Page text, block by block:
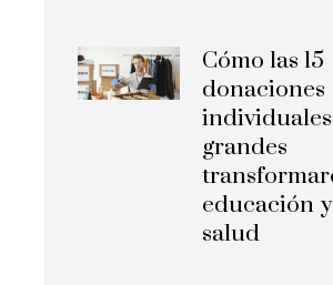
Cómo las 15
donaciones
individuales
grandes
educación
salud